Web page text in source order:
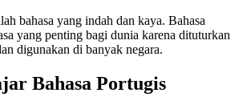
bahasa yang indah dan kaya. Bahasa
yang penting bagi dunia karena dituturkan
digunakan di banyak negara.
Bahasa Portugis